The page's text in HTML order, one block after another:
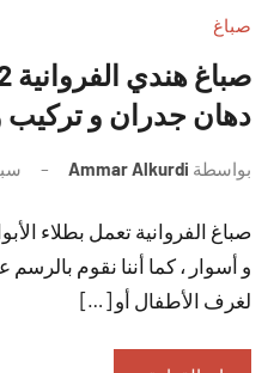
صباغ
دهان جدران و
بواسطة Ammar Alkurdi
صباغ الفروانية تعمل بطلاء
و أسوار ، كما أننا نقوم
لغرف الأطفال أو […]